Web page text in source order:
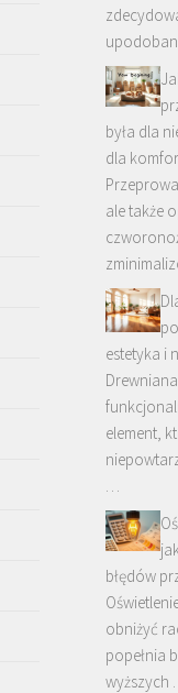
była dla
dla
ale także
estetyka i
element,
…
błędów
obniżyć
popełnia
wyższych